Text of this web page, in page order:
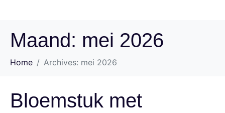
Maand: mei 2026
Home Archives: mei 2026
Bloemstuk met